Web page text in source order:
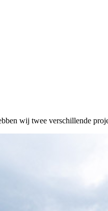
wij twee verschillende